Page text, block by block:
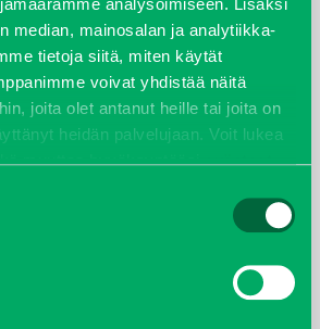
median, mainosalan ja analytiikka-
tietoja siitä, miten käytät
voivat yhdistää näitä
joita olet antanut heille tai joita on
heidän palvelujaan. Voit lukea
muuttaa hyväksyntääsievästeet
kokemuksella. J-Trading Oy
perheyritys, joka on erikoistunut